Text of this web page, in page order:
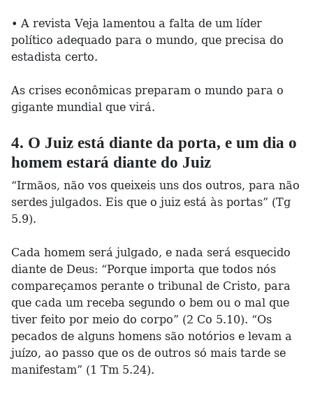
• A revista Veja lamentou a falta de um líder
político adequado para o mundo, que precisa do
estadista certo.
As crises econômicas preparam o mundo para o
gigante mundial que virá.
4. O Juiz está diante da porta, e um dia o
homem estará diante do Juiz
“Irmãos, não vos queixeis uns dos outros, para não
serdes julgados. Eis que o juiz está às portas” (Tg
5.9).
Cada homem será julgado, e nada será esquecido
diante de Deus: “Porque importa que todos nós
compareçamos perante o tribunal de Cristo, para
que cada um receba segundo o bem ou o mal que
tiver feito por meio do corpo” (2 Co 5.10). “Os
pecados de alguns homens são notórios e levam a
juízo, ao passo que os de outros só mais tarde se
manifestam” (1 Tm 5.24).